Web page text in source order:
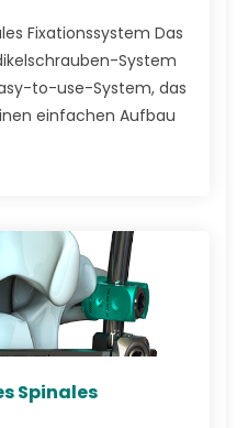
Fixationssystem Das
System
to-use-System, das
einfachen Aufbau
Spinales